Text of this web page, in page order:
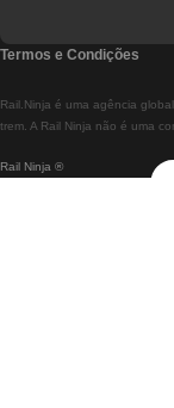
Rail Ninja ®
Rail.Ninja é uma agência
trem. A Rail Ninja não é uma
Termos e Condições